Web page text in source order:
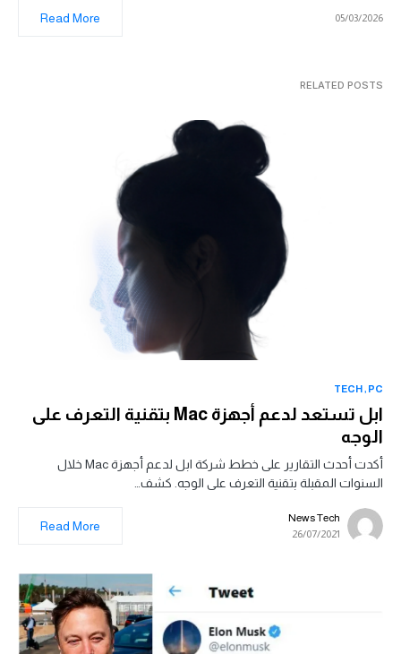
05/03/2026
Read More
RELATED POSTS
PC
TECH
ابل تستعد لدعم أجهزة Mac بتقنية التعرف على
الوجه
أكدت أحدث التقارير على خطط شركة ابل لدعم أجهزة Mac خلال
السنوات المقبلة بتقنية التعرف على الوجه. كشف…
News Tech
26/07/2021
Read More